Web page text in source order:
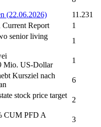
(22.06.2026)
11.231
Report
1
senior living
1
Mio. US-Dollar
1
Kursziel nach
6
stock price target
2
CUM PFD A
3